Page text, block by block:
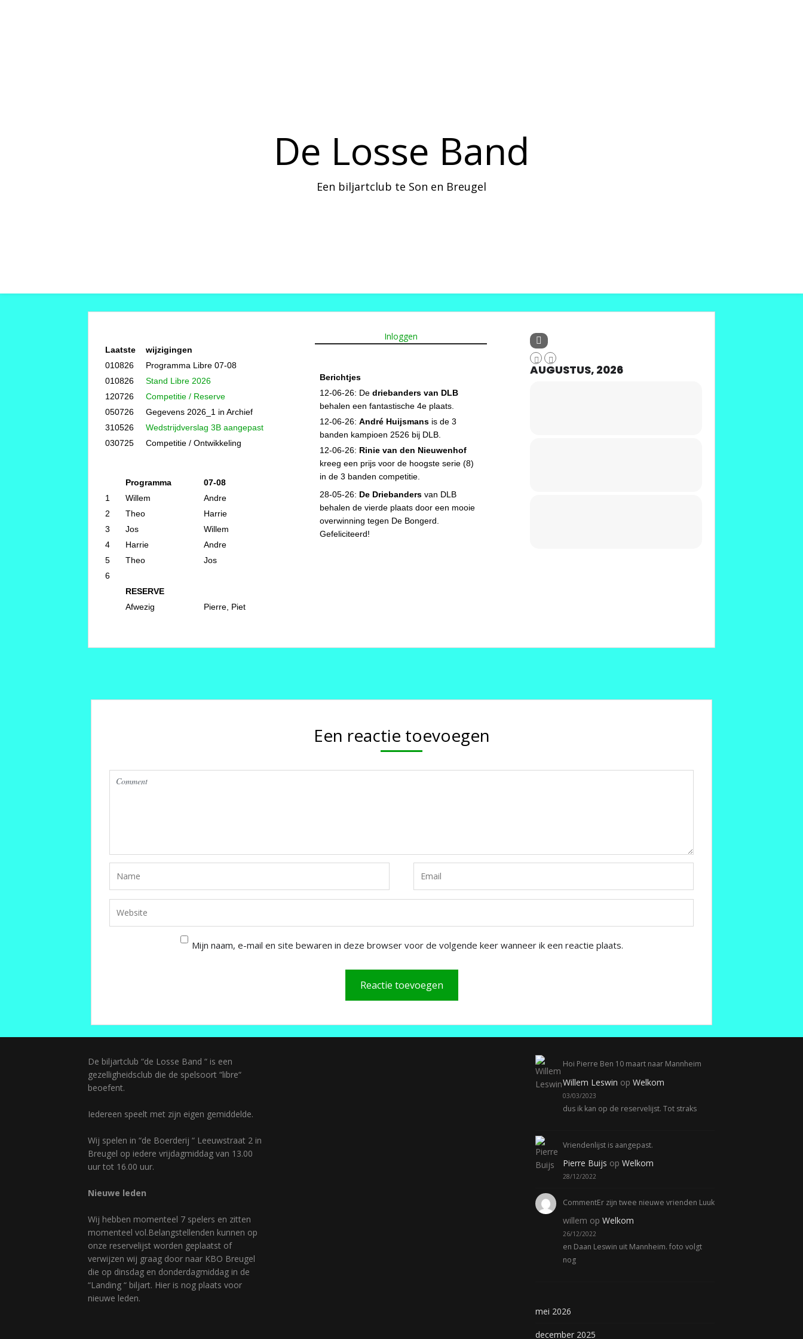
De Losse Band
Een biljartclub te Son en Breugel
Laatste
wijzigingen
010826
Programma Libre 07-08
010826
Stand Libre 2026
120726
Competitie / Reserve
050726
Gegevens 2026_1 in Archief
310526
Wedstrijdverslag 3B aangepast
030725
Competitie / Ontwikkeling
Programma
07-08
1
Willem
Andre
2
Theo
Harrie
3
Jos
Willem
4
Harrie
Andre
5
Theo
Jos
6
RESERVE
Afwezig
Pierre, Piet
Inloggen
Berichtjes
12-06-26: Dedriebanders van DLB
behalen een fantastische 4e plaats.
12-06-26:André Huijsmans is de 3
banden kampioen 2526 bij DLB.
12-06-26: Rinie van den Nieuwenhof
kreeg een prijs voor de hoogste serie (8)
in de 3 banden competitie.
28-05-26: De Driebanders van DLB
behalen de vierde plaats door een mooie
overwinning tegen De Bongerd.
Gefeliciteerd!
AUGUSTUS, 2026
Een reactie toevoegen
Mijn naam, e-mail en site bewaren in deze browser voor de volgende keer wanneer ik een reactie plaats.
De biljartclub “de Losse Band “ is een
gezelligheidsclub die de spelsoort “libre“
beoefent.
Iedereen speelt met zijn eigen gemiddelde.
Wij spelen in “de Boerderij “ Leeuwstraat 2 in
Breugel op iedere vrijdagmiddag van 13.00
uur tot 16.00 uur.
Nieuwe leden
Wij hebben momenteel 7 spelers en zitten
momenteel vol.Belangstellenden kunnen op
onze reservelijst worden geplaatst of
verwijzen wij graag door naar KBO Breugel
die op dinsdag en donderdagmiddag in de
“Landing “ biljart. Hier is nog plaats voor
nieuwe leden.
Willem Leswin op Welkom
03/03/2023
Hoi Pierre Ben 10 maart naar Mannheim
dus ik kan op de reservelijst. Tot straks
Pierre Buijs op Welkom
28/12/2022
Vriendenlijst is aangepast.
willem op Welkom
26/12/2022
CommentEr zijn twee nieuwe vrienden Luuk
en Daan Leswin uit Mannheim. foto volgt
nog
mei 2026
december 2025